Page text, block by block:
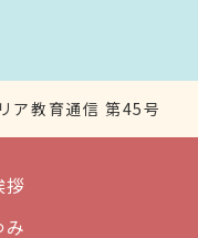
ア教育通信 第45号
拶
み